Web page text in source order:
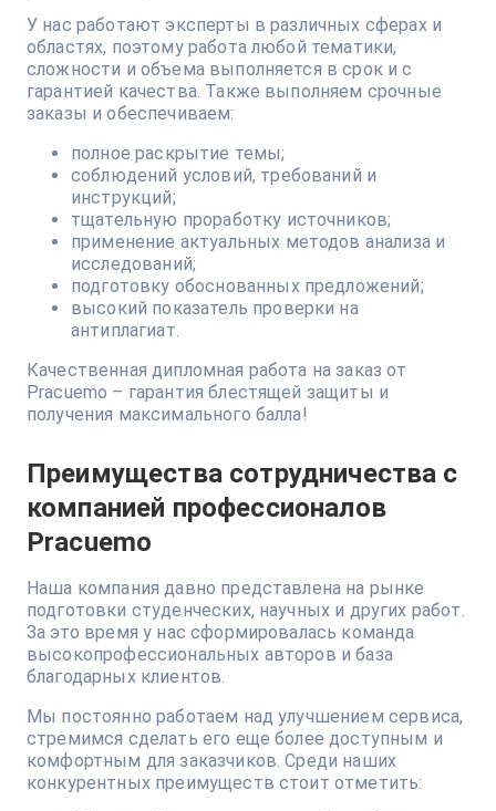
У нас работают эксперты в различных сферах и
областях, поэтому работа любой тематики,
сложности и объема выполняется в срок и с
гарантией качества. Также выполняем срочные
заказы и обеспечиваем:
полное раскрытие темы;
соблюдений условий, требований и
инструкций;
тщательную проработку источников;
применение актуальных методов анализа и
исследований;
подготовку обоснованных предложений;
высокий показатель проверки на
антиплагиат.
Качественная дипломная работа на заказ от
Pracuemo – гарантия блестящей защиты и
получения максимального балла!
Преимущества сотрудничества с
компанией профессионалов
Pracuemo
Наша компания давно представлена на рынке
подготовки студенческих, научных и других работ.
За это время у нас сформировалась команда
высокопрофессиональных авторов и база
благодарных клиентов.
Мы постоянно работаем над улучшением сервиса,
стремимся сделать его еще более доступным и
комфортным для заказчиков. Среди наших
конкурентных преимуществ стоит отметить: